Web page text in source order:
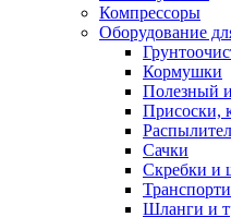
Компрессоры
Оборудование
Кормушки
Полезный
Присоски,
Сачки
Скребки и
Шланги и